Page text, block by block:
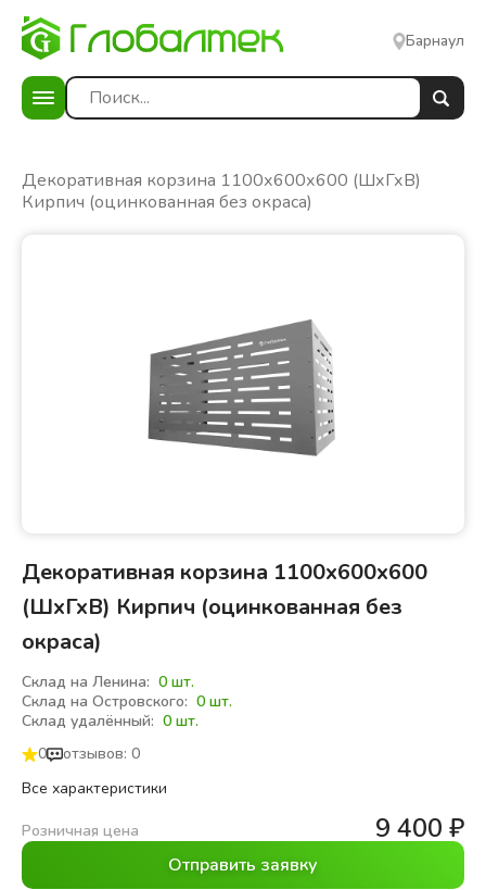
Барнаул
Декоративная корзина 1100х600х600 (ШхГхВ)
Кирпич (оцинкованная без окраса)
Декоративная корзина 1100х600х600
(ШхГхВ) Кирпич (оцинкованная без
окраса)
Склад на Ленина: 0 шт.
Склад на Островского: 0 шт.
Склад удалённый: 0 шт.
0
отзывов: 0
Все характеристики
Розничная цена 9 400 ₽
Отправить заявку